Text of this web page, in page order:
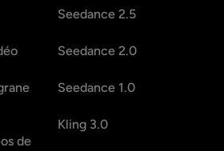
de
Seedance 2.5
Seedance 2.0
Seedance 1.0
Kling 3.0